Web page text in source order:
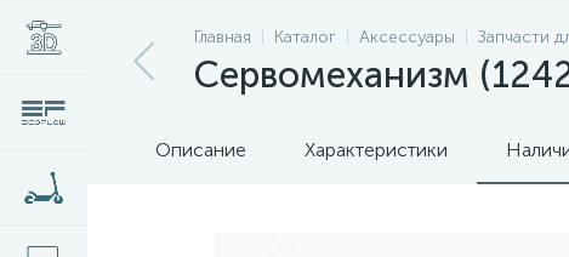
Главная Каталог Аксессуары Запчасти
Сервомеханизм
Описание Характеристики